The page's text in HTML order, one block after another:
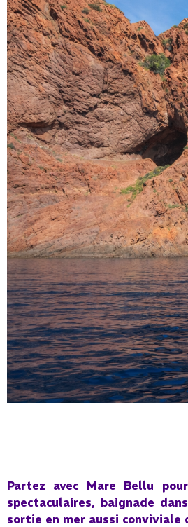
Partez avec Mare Bellu
spectaculaires, baignade
sortie en mer aussi conviviale